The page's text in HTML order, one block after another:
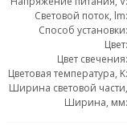
Световой поток, lm:
Способ установки:
Цвет:
Цвет свечения:
Цветовая температура, K:
Ширина световой части,
мм:
Ширина, мм: